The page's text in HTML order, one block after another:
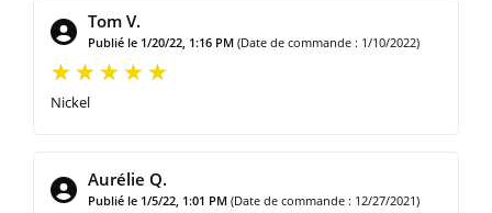
Tom V.
Publié le 1/20/22, 1:16 PM (Date de commande : 1/10/2022)
Nickel
Aurélie Q.
Publié le 1/5/22, 1:01 PM (Date de commande : 12/27/2021)